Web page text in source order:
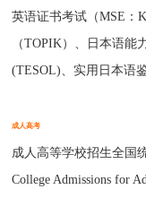
英语证书考试（MSE：
（TOPIK）、日本语能
(TESOL)、实用日本语
成人高考
成人高等学校招生全国
College Admissions for